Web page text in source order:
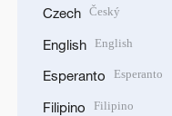
Czech Český
English English
Esperanto Esperanto
Filipino Filipino